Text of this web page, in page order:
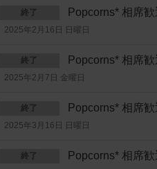
終了 Popcorns* 相席
2025年2月16日 日曜日
終了 Popcorns* 相席
2025年2月7日 金曜日
終了 Popcorns* 相席
2025年3月16日 日曜日
終了 Popcorns* 相席